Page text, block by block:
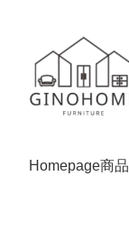
Homepage商品